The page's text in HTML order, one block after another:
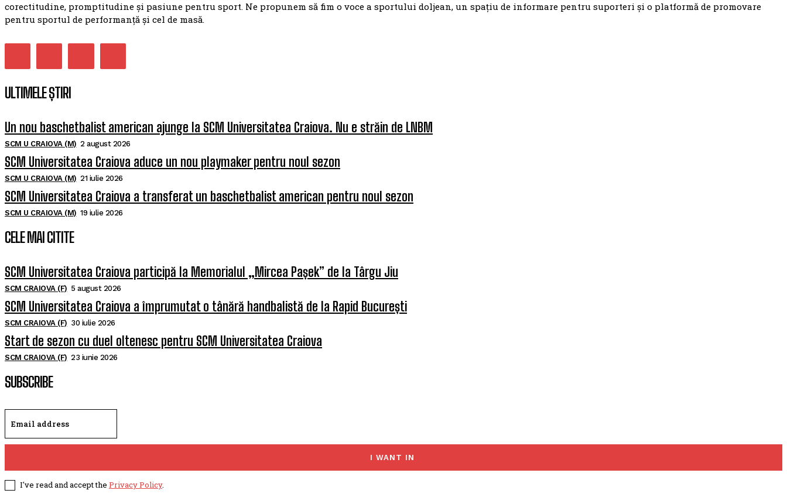
corectitudine, promptitudine și pasiune pentru sport. Ne propunem să fim o voce a sportului doljean, un spațiu de informare pentru suporteri și o platformă de promovare
pentru sportul de performanță și cel de masă.
ULTIMELE ȘTIRI
Un nou baschetbalist american ajunge la SCM Universitatea Craiova. Nu e străin de LNBM
SCM U CRAIOVA (M) 2 august 2026
SCM Universitatea Craiova aduce un nou playmaker pentru noul sezon
SCM U CRAIOVA (M) 21 iulie 2026
SCM Universitatea Craiova a transferat un baschetbalist american pentru noul sezon
SCM U CRAIOVA (M) 19 iulie 2026
CELE MAI CITITE
SCM Universitatea Craiova participă la Memorialul „Mircea Pașek” de la Târgu Jiu
SCM CRAIOVA (F) 5 august 2026
SCM Universitatea Craiova a împrumutat o tânără handbalistă de la Rapid București
SCM CRAIOVA (F) 30 iulie 2026
Start de sezon cu duel oltenesc pentru SCM Universitatea Craiova
SCM CRAIOVA (F) 23 iunie 2026
SUBSCRIBE
I WANT IN
I've read and accept the Privacy Policy.